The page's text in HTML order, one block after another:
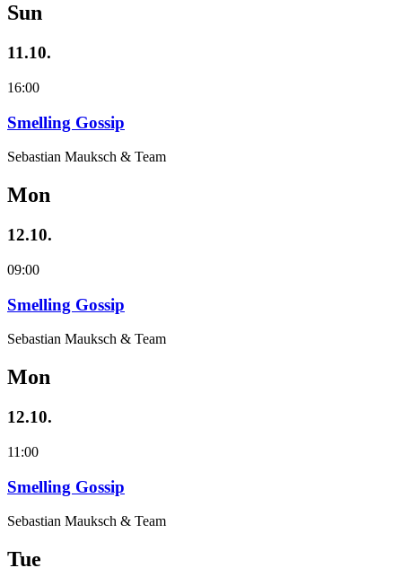
Sun
11.10.
16:00
Smelling Gossip
Sebastian Mauksch & Team
Mon
12.10.
09:00
Smelling Gossip
Sebastian Mauksch & Team
Mon
12.10.
11:00
Smelling Gossip
Sebastian Mauksch & Team
Tue